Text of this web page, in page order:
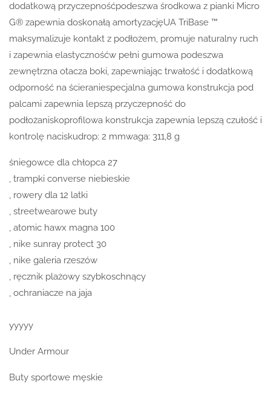
dodatkową przyczepnośćpodeszwa środkowa z pianki Micro
G® zapewnia doskonałą amortyzacjęUA TriBase ™
maksymalizuje kontakt z podłożem, promuje naturalny ruch
i zapewnia elastycznośćw pełni gumowa podeszwa
zewnętrzna otacza boki, zapewniając trwałość i dodatkową
odporność na ścieraniespecjalna gumowa konstrukcja pod
palcami zapewnia lepszą przyczepność do
podłożaniskoprofilowa konstrukcja zapewnia lepszą czułość i
kontrolę naciskudrop: 2 mmwaga: 311,8 g
śniegowce dla chłopca 27
, trampki converse niebieskie
, rowery dla 12 latki
, streetwearowe buty
, atomic hawx magna 100
, nike sunray protect 30
, nike galeria rzeszów
, ręcznik plażowy szybkoschnący
, ochraniacze na jaja
yyyyy
Under Armour
Buty sportowe męskie